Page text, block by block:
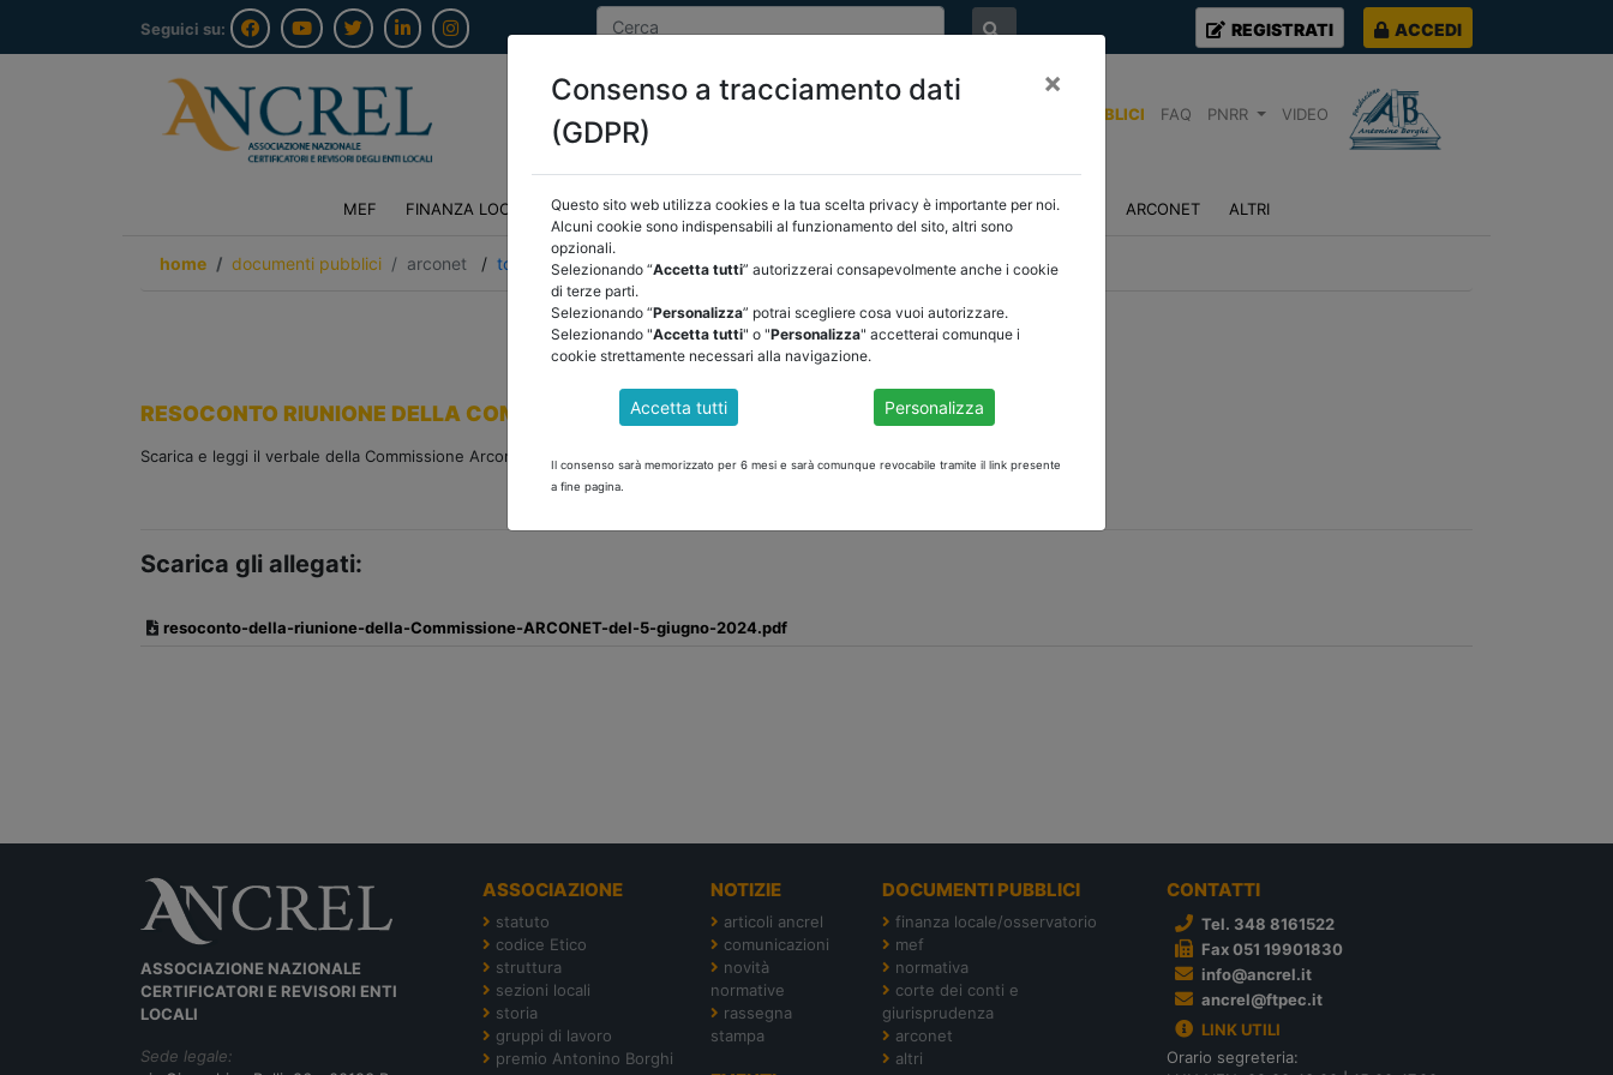
Seguici su: REGISTRATI ACCEDI
DOCUMENTI PUBBLICI FAQ PNRR VIDEO
MEF FINANZA LOCALE/OSSERVATORIO NORMATIVA CORTE DEI CONTI E GIURISPRUDENZA ARCONET ALTRI
home documenti pubblici arconet / torna indietro
DOCUMENTI PUBBLICI
RESOCONTO RIUNIONE DELLA COMMISSIONE ARCONET DEL 5 GIUGNO 2024
Scarica e leggi il verbale della Commissione Arconet dello scorso 5 giugno
Scarica gli allegati:
resoconto-della-riunione-della-Commissione-ARCONET-del-5-giugno-2024.pdf
ASSOCIAZIONE NAZIONALE
CERTIFICATORI E REVISORI ENTI
LOCALI
Sede legale:
ASSOCIAZIONE
statuto
codice Etico
struttura
sezioni locali
storia
gruppi di lavoro
premio Antonino Borghi
NOTIZIE
articoli ancrel
comunicazioni
novità
normative
rassegna
stampa
DOCUMENTI PUBBLICI
finanza locale/osservatorio
mef
normativa
corte dei conti e
giurisprudenza
arconet
altri
CONTATTI
Tel. 348 8161522
Fax 051 19901830
info@ancrel.it
ancrel@ftpec.it
LINK UTILI
Orario segreteria:
Consenso a tracciamento dati
(GDPR)
×
Questo sito web utilizza cookies e la tua scelta privacy è importante per noi.
Alcuni cookie sono indispensabili al funzionamento del sito, altri sono
opzionali.
Selezionando “Accetta tutti” autorizzerai consapevolmente anche i cookie
di terze parti.
Selezionando “Personalizza” potrai scegliere cosa vuoi autorizzare.
Selezionando "Accetta tutti" o "Personalizza" accetterai comunque i
cookie strettamente necessari alla navigazione.
Accetta tutti Personalizza
Il consenso sarà memorizzato per 6 mesi e sarà comunque revocabile tramite il link presente
a fine pagina.